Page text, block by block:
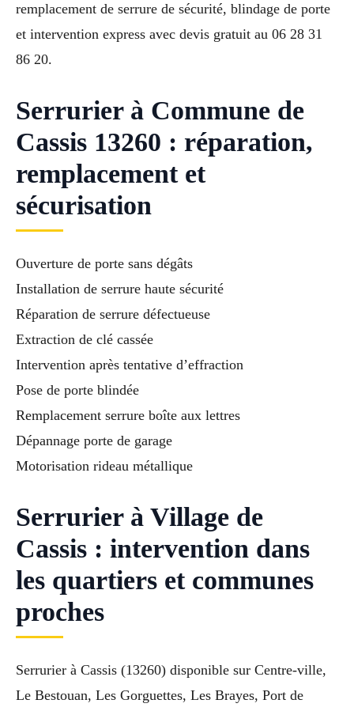
remplacement de serrure de sécurité, blindage de porte
et intervention express avec devis gratuit au 06 28 31
86 20.
Serrurier à Commune de
Cassis 13260 : réparation,
remplacement et
sécurisation
Ouverture de porte sans dégâts
Installation de serrure haute sécurité
Réparation de serrure défectueuse
Extraction de clé cassée
Intervention après tentative d’effraction
Pose de porte blindée
Remplacement serrure boîte aux lettres
Dépannage porte de garage
Motorisation rideau métallique
Serrurier à Village de
Cassis : intervention dans
les quartiers et communes
proches
Serrurier à Cassis (13260) disponible sur Centre-ville,
Le Bestouan, Les Gorguettes, Les Brayes, Port de